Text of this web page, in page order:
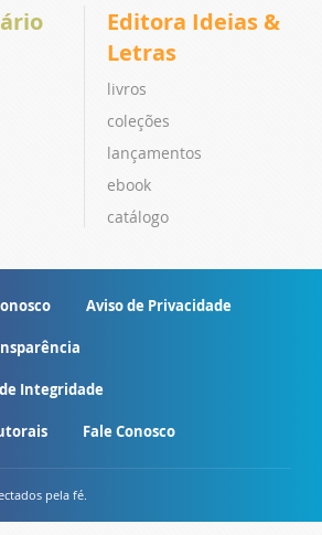
Editora Ideias &
Letras
livros
coleções
lançamentos
ebook
catálogo
Aviso de Privacidade
Integridade
Fale Conosco
pela fé.